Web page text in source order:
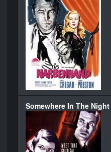
Somewhere In The Night